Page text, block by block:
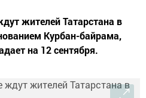
жителей Татарстана в
Курбан-байрама,
на 12 сентября.